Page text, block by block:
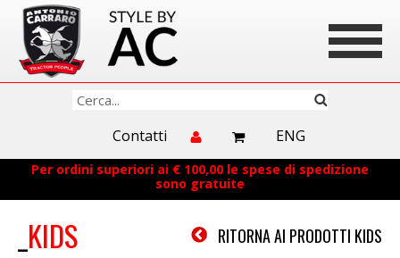
Contatti ENG
Per ordini superiori ai € 100,00 le spese di spedizione
sono gratuite
KIDS RITORNA AI PRODOTTI KIDS